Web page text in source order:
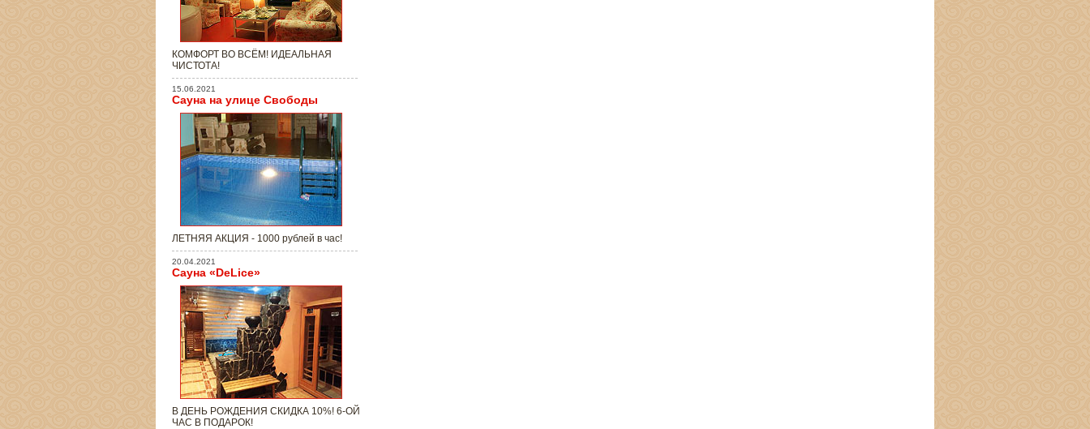
КОМФОРТ ВО ВСЁМ! ИДЕАЛЬНАЯ
ЧИСТОТА!
15.06.2021
Сауна на улице Свободы
ЛЕТНЯЯ АКЦИЯ - 1000 рублей в час!
20.04.2021
Сауна «DeLice»
В ДЕНЬ РОЖДЕНИЯ СКИДКА 10%! 6-ОЙ
ЧАС В ПОДАРОК!